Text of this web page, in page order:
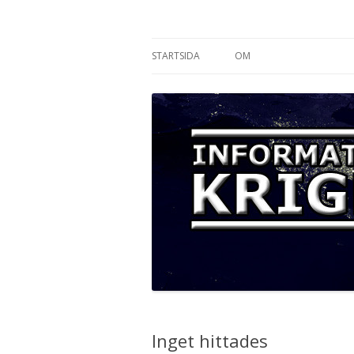
STARTSIDA OM
Inget hittades